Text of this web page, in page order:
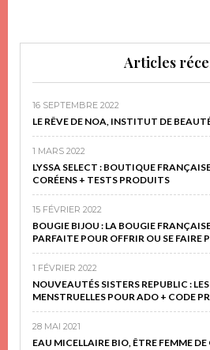
Articles
16 SEPTEMBRE 2022
LE RÊVE DE NOA, INSTITUT DE
1 MARS 2022
LYSSA SELECT : BOUTIQUE
CORÉENS + TESTS PRODUITS
15 FÉVRIER 2022
BOUGIE BIJOU : LA BOUGIE
PARFAITE POUR OFFRIR OU SE FAIRE
1 FÉVRIER 2022
NOUVEAUTÉS SISTERS REPUBLIC :
MENSTRUELLES POUR ADO + CODE
28 MAI 2021
EAU MICELLAIRE BIO, ÊTRE FEMME